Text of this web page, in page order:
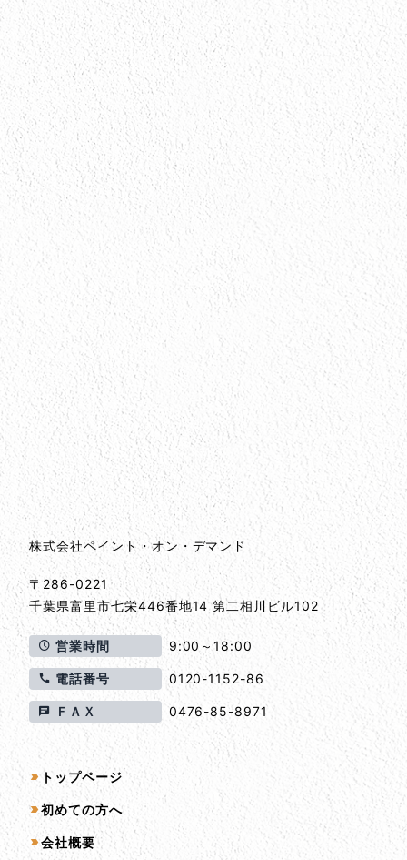
会社情報とサイトマップ
会社情報
株式会社ペイント・オン・デマンド
〒286-0221
千葉県富里市七栄446番地14 第二相川ビル102
営業時間 9:00～18:00
電話番号 0120-1152-86
ＦＡＸ 0476-85-8971
サイトマップ
トップページ
初めての方へ
会社概要